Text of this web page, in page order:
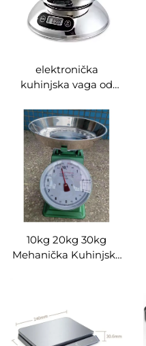
elektronička
kuhinjska vaga od
posudom, kapacitet 5
kg/1 g, prilagodljivo
OEM, alat za mjerenje
težine namirnica
10kg 20kg 30kg
Mehanička Kuhinjska
201 Pokazivač
Brojčanik